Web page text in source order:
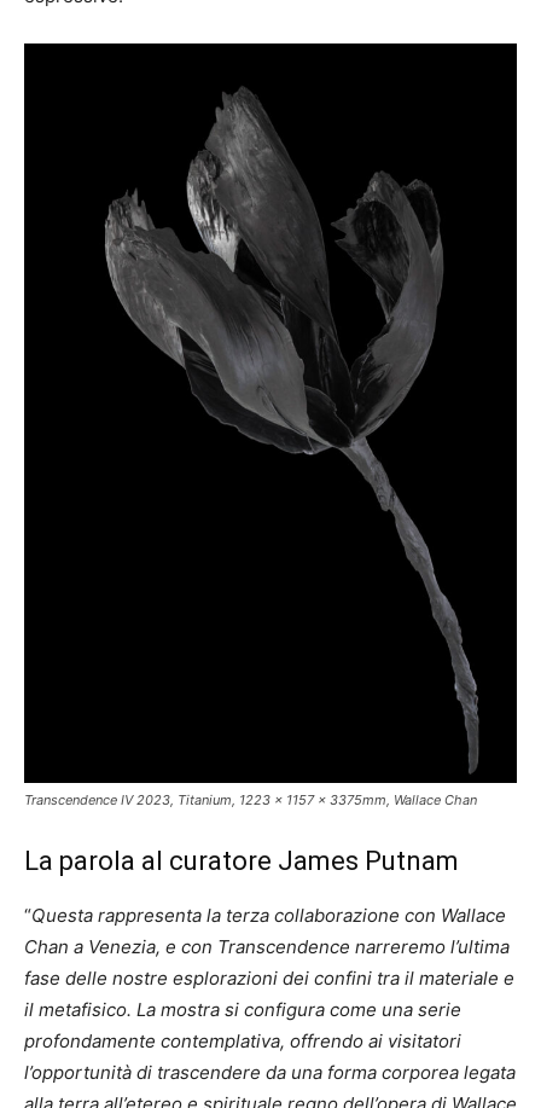
Transcendence IV 2023, Titanium, 1223 x 1157 x 3375mm, Wallace Chan
La parola al curatore James Putnam
“Questa rappresenta la terza collaborazione con Wallace
Chan a Venezia, e con Transcendence narreremo l’ultima
fase delle nostre esplorazioni dei confini tra il materiale e
il metafisico. La mostra si configura come una serie
profondamente contemplativa, offrendo ai visitatori
l’opportunità di trascendere da una forma corporea legata